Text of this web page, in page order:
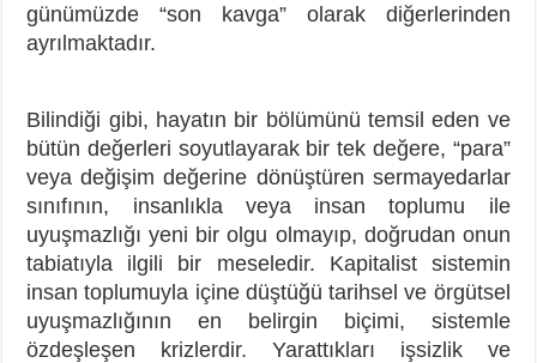
günümüzde “son kavga” olarak diğerlerinden
ayrılmaktadır.
Bilindiği gibi, hayatın bir bölümünü temsil eden ve
bütün değerleri soyutlayarak bir tek değere, “para”
veya değişim değerine dönüştüren sermayedarlar
sınıfının, insanlıkla veya insan toplumu ile
uyuşmazlığı yeni bir olgu olmayıp, doğrudan onun
tabiatıyla ilgili bir meseledir. Kapitalist sistemin
insan toplumuyla içine düştüğü tarihsel ve örgütsel
uyuşmazlığının en belirgin biçimi, sistemle
özdeşleşen krizlerdir. Yarattıkları işsizlik ve